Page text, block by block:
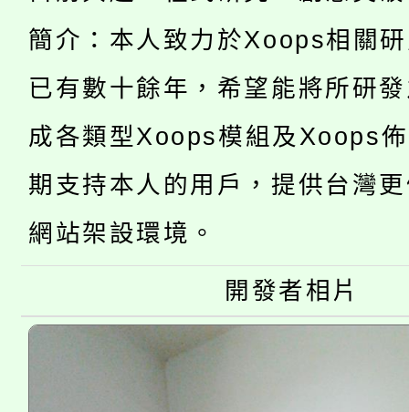
徵才活動。
YOUNG桃局內行報名
局官網。
8月14至27日，桃園電
開!
115年桃園市運動會8/
田徑場及游泳池舉行。
桃園市低收入戶享有免
視費優惠，中低收入戶
半價優惠，詳情可洽有
者。
大園自造教育及科技中
份教師增能研習
大溪自造教育及科技中
份教師研習
淨零綠生活教案入校路
會
115年食農教育專業人
簡介：本人致力於Xoops相關
已有數十餘年，希望能將所研
成各類型Xoops模組及Xoops
期支持本人的用戶，提供台灣
網站架設環境。
開發者相片